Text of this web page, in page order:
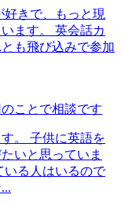
きで、もっと現
ます。 英会話カ
も飛び込みで参加
ことで相談です
。 子供に英語を
いと思っていま
いる人はいるので